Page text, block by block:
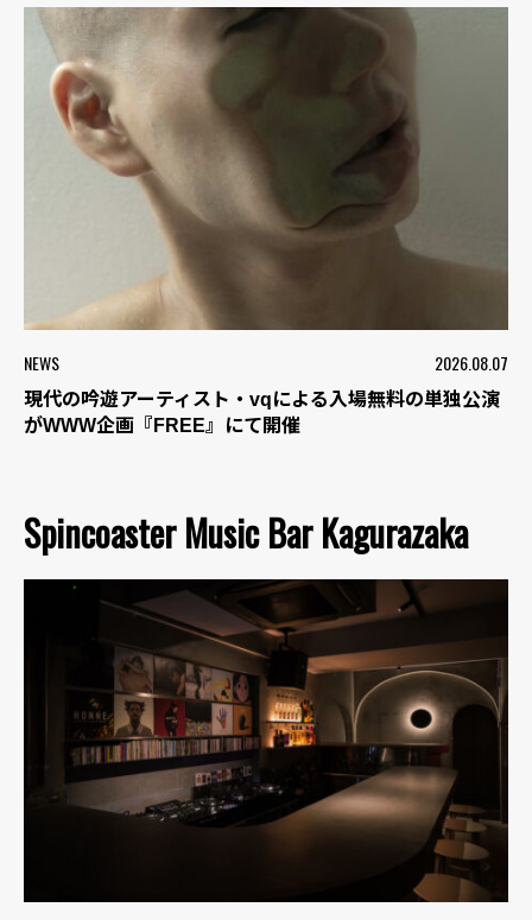
NEWS 2026.08.07
現代の吟遊アーティスト・vqによる入場無料の単独公演
がWWW企画『FREE』にて開催
Spincoaster Music Bar Kagurazaka